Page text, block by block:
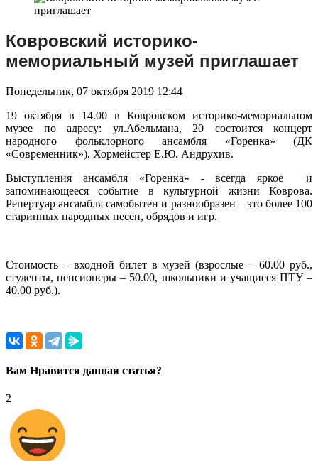
Ковровский историко-
мемориальный музей приглашает
Понедельник, 07 октября 2019 12:44
19 октября в 14.00 в Ковровском историко-мемориальном
музее по адресу: ул.Абельмана, 20 состоится концерт
народного фольклорного ансамбля «Горенка» (ДК
«Современник»). Хормейстер Е.Ю. Андрухив.
Выступления ансамбля «Горенка» - всегда яркое и
запоминающееся событие в культурной жизни Коврова.
Репертуар ансамбля самобытен и разнообразен – это более 100
старинных народных песен, обрядов и игр.
Стоимость – входной билет в музей (взрослые – 60.00 руб.,
студенты, пенсионеры – 50.00, школьники и учащиеся ПТУ –
40.00 руб.).
Вам Нравится данная статья?
2